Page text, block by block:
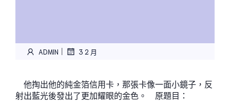
ADMIN | 3 2 月
他掏出他的純金箔信用卡，那張卡像一面小鏡子，反
射出藍光後發出了更加耀眼的金色。 原題目：